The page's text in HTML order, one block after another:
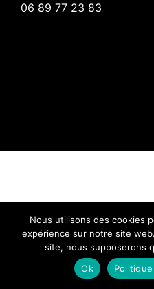
06 89 77 23 83
Nous utilisons des cookies
expérience sur notre site
site, nous supposerons
Ok